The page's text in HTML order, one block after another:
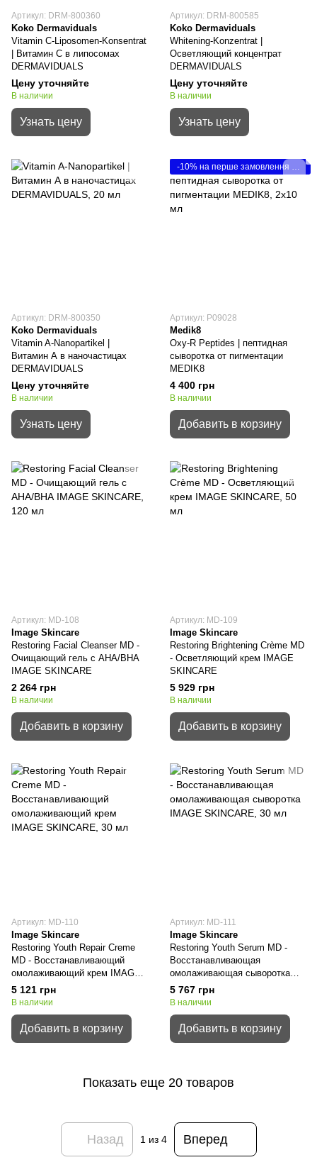
Артикул: DRM-800360
Koko Dermaviduals
Vitamin C-Liposomen-Konsentrat
| Витамин С в липосомах
DERMAVIDUALS
Цену уточняйте
В наличии
Узнать цену
Артикул: DRM-800585
Koko Dermaviduals
Whitening-Konzentrat |
Осветляющий концентрат
DERMAVIDUALS
Цену уточняйте
В наличии
Узнать цену
Артикул: DRM-800350
Koko Dermaviduals
Vitamin A-Nanopartikel |
Витамин А в наночастицах
DERMAVIDUALS
Цену уточняйте
В наличии
Узнать цену
-10% на перше замовлення Medik8
Артикул: P09028
Medik8
Oxy-R Peptides | пептидная
сыворотка от пигментации
MEDIK8
4 400 грн
В наличии
Добавить в корзину
Артикул: MD-108
Image Skincare
Restoring Facial Cleanser MD -
Очищающий гель с АНА/ВНА
IMAGE SKINCARE
2 264 грн
В наличии
Добавить в корзину
Артикул: MD-109
Image Skincare
Restoring Brightening Crème MD
- Осветляющий крем IMAGE
SKINCARE
5 929 грн
В наличии
Добавить в корзину
Артикул: MD-110
Image Skincare
Restoring Youth Repair Creme
MD - Восстанавливающий
омолаживающий крем IMAGE
SKINCARE
5 121 грн
В наличии
Добавить в корзину
Артикул: MD-111
Image Skincare
Restoring Youth Serum MD -
Восстанавливающая
омолаживающая сыворотка
IMAGE SKINCARE
5 767 грн
В наличии
Добавить в корзину
Показать еще 20 товаров
Назад 1 из 4 Вперед